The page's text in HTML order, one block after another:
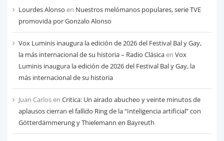
cada
mes
Lourdes Alonso en Nuestros melómanos populares, serie TVE
promovida por Gonzalo Alonso
Vox Luminis inaugura la edición de 2026 del Festival Bal y Gay,
la más internacional de su historia – Radio Clásicaen Vox
Luminis inaugura la edición de 2026 del Festival Bal y Gay, la
más internacional de su historia
Juan Carlosen Critica: Un airado abucheo y veinte minutos de
aplausos cierran el fallido Ring de la “Inteligencia artificial” con
Götterdämmerung y Thielemann en Bayreuth